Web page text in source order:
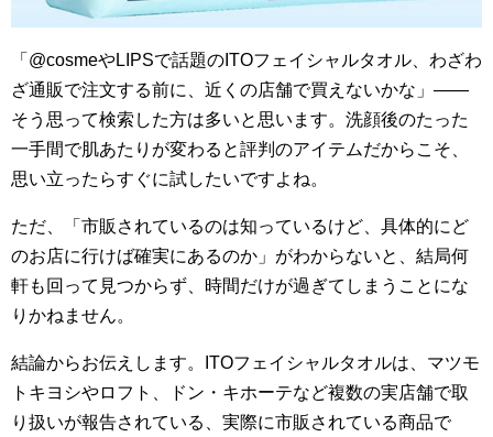
「@cosmeやLIPSで話題のITOフェイシャルタオル、わざわ
ざ通販で注文する前に、近くの店舗で買えないかな」——
そう思って検索した方は多いと思います。洗顔後のたった
一手間で肌あたりが変わると評判のアイテムだからこそ、
思い立ったらすぐに試したいですよね。
ただ、「市販されているのは知っているけど、具体的にど
のお店に行けば確実にあるのか」がわからないと、結局何
軒も回って見つからず、時間だけが過ぎてしまうことにな
りかねません。
結論からお伝えします。ITOフェイシャルタオルは、マツモ
トキヨシやロフト、ドン・キホーテなど複数の実店舗で取
り扱いが報告されている、実際に市販されている商品で